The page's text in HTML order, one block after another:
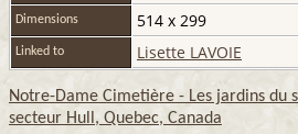
Dimensions 514 x 299
Linked to Lisette LAVOIE
Notre-Dame Cimetière - Les jardins du
secteur Hull, Quebec, Canada